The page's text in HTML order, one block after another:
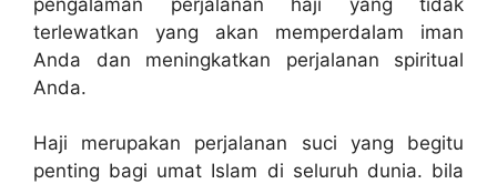
terlewatkan yang akan memperdalam iman
Anda dan meningkatkan perjalanan spiritual
Anda.
Haji merupakan perjalanan suci yang begitu
penting bagi umat Islam di seluruh dunia. bila